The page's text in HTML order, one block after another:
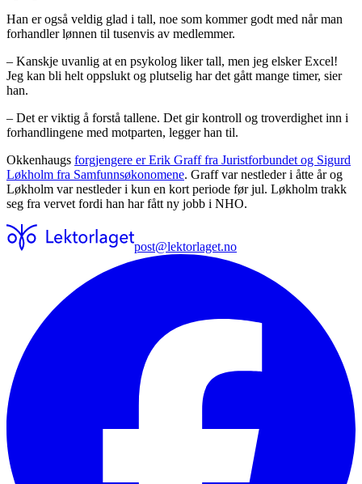
Han er også veldig glad i tall, noe som kommer godt med når man
forhandler lønnen til tusenvis av medlemmer.
– Kanskje uvanlig at en psykolog liker tall, men jeg elsker Excel!
Jeg kan bli helt oppslukt og plutselig har det gått mange timer, sier
han.
– Det er viktig å forstå tallene. Det gir kontroll og troverdighet inn i
forhandlingene med motparten, legger han til.
Okkenhaugs forgjengere er Erik Graff fra Juristforbundet og Sigurd
Løkholm fra Samfunnsøkonomene. Graff var nestleder i åtte år og
Løkholm var nestleder i kun en kort periode før jul. Løkholm trakk
seg fra vervet fordi han har fått ny jobb i NHO.
post@lektorlaget.no